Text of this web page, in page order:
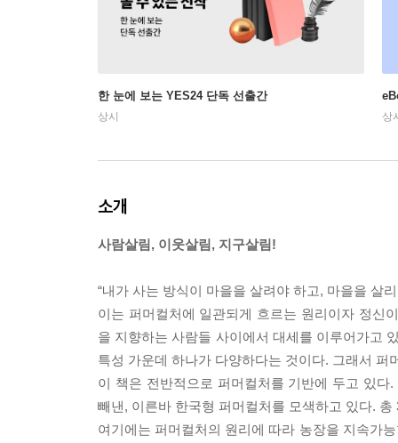
한 눈에 보는 YES24 단독 선출간
상시 상
소개
사람살림, 이웃살림, 지구살림!
“내가 사는 방식이 마을을 살려야 하고, 마을을 살
이는 퍼머컬처에 일관되게 흐르는 원리이자 정신
을 지향하는 사람들 사이에서 대세를 이루어가고
특성 가운데 하나가 다양하다는 것이다. 그래서 퍼
이 책은 전반적으로 퍼머컬처를 기반에 두고 있
빼낸, 이른바 한국형 퍼머컬처를 모색하고 있다.
여기에는 퍼머컬처의 원리에 따라 농장을 지속가